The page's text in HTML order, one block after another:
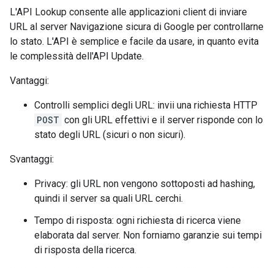
L'API Lookup consente alle applicazioni client di inviare
URL al server Navigazione sicura di Google per controllarne
lo stato. L'API è semplice e facile da usare, in quanto evita
le complessità dell'API Update.
Vantaggi:
Controlli semplici degli URL: invii una richiesta HTTP
POST con gli URL effettivi e il server risponde con lo
stato degli URL (sicuri o non sicuri).
Svantaggi:
Privacy: gli URL non vengono sottoposti ad hashing,
quindi il server sa quali URL cerchi.
Tempo di risposta: ogni richiesta di ricerca viene
elaborata dal server. Non forniamo garanzie sui tempi
di risposta della ricerca.